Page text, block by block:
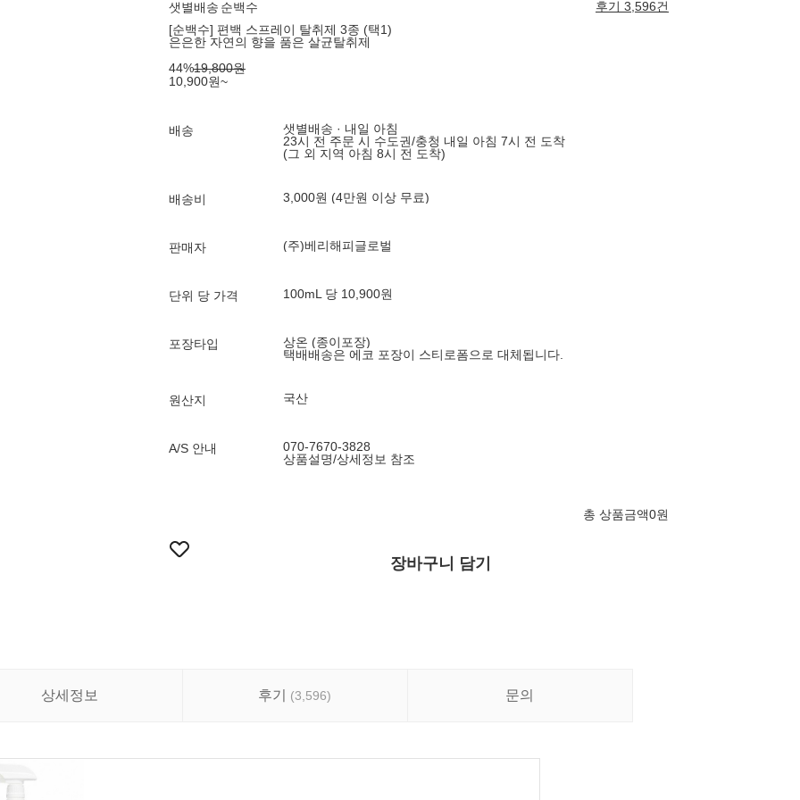
샛별배송 순백수
후기 3,596건
[순백수] 편백 스프레이 탈취제 3종 (택1)
은은한 자연의 향을 품은 살균탈취제
44%19,800원
10,900원~
배송
샛별배송 · 내일 아침
23시 전 주문 시 수도권/충청 내일 아침 7시 전 도착
(그 외 지역 아침 8시 전 도착)
배송비 3,000원 (4만원 이상 무료)
판매자 (주)베리해피글로벌
단위 당 가격 100mL 당 10,900원
포장타입
상온 (종이포장)
택배배송은 에코 포장이 스티로폼으로 대체됩니다.
원산지 국산
A/S 안내
070-7670-3828
상품설명/상세정보 참조
총 상품금액0원
장바구니 담기
상세정보 후기 (3,596) 문의